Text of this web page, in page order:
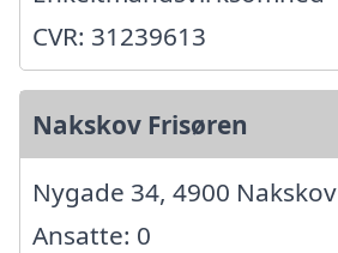
CVR: 31239613
Nakskov Frisøren
Nygade 34, 4900 Nakskov
Ansatte: 0